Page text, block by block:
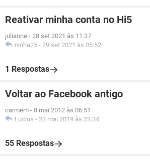
Reativar minha conta no Hi5
julianne - 28 set 2021 às 11:37
ninha25 - 29 set 2021 às 05:52
1 Respostas
Voltar ao Facebook antigo
carmem - 8 mai 2012 às 06:51
Lucius - 23 mai 2019 às 23:34
55 Respostas